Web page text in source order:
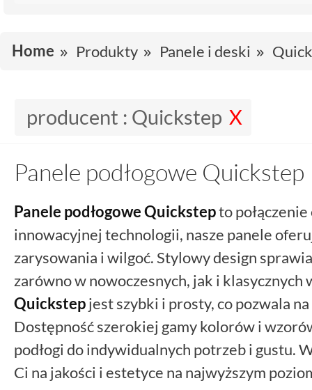
Home Produkty Panele i deski
producent : Quickstep
Panele podłogowe Quickstep
Panele podłogowe Quickstepto
innowacyjnej technologii, nasze panele
zarysowania i wilgoć. Stylowy design
zarówno w nowoczesnych, jak i
Quickstepjest szybki i prosty, co pozwala
Dostępność szerokiej gamy kolorów i
podłogi do indywidualnych potrzeb i gustu.
Ci na jakości i estetyce na najwyższym